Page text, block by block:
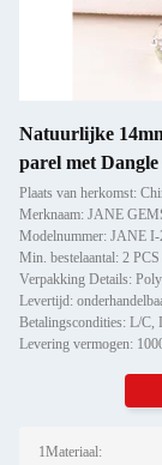
Natuurlijke
parel met
Plaats van herkomst:
Merknaam: JANE
Modelnummer: JANE I-
Min. bestelaantal: 2 PCS
Verpakking Details:
Levertijd:
Betalingscondities: L/C,
Levering vermogen:
1Materiaal: